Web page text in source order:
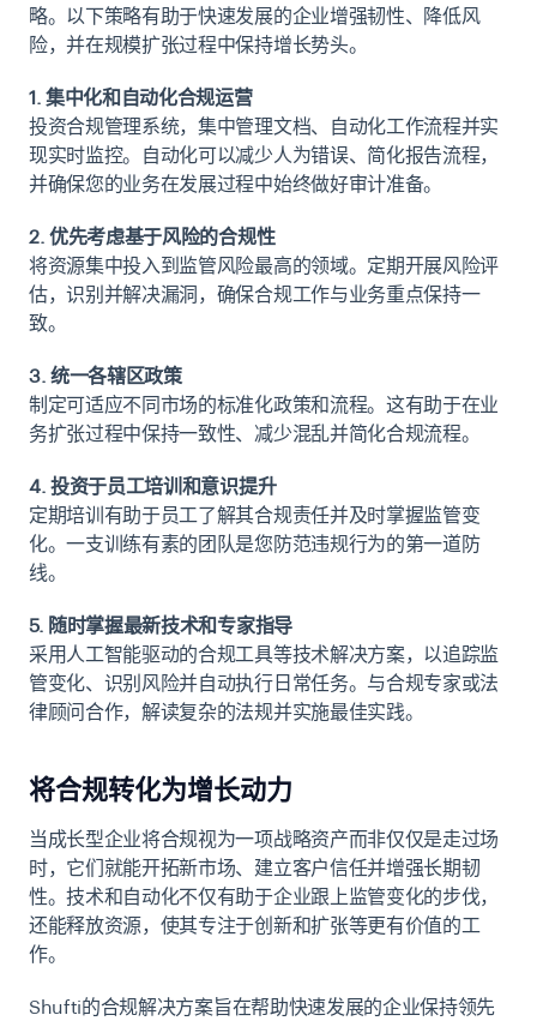
略。以下策略有助于快速发展的企业增强韧性、降低风
险，并在规模扩张过程中保持增长势头。
1. 集中化​​和自动化合规运营
投资合规管理系统，集中管理文档、自动化工作流程并实
现实时监控。自动化可以减少人为错误、简化报告流程，
并确保您的业务在发展过程中始终做好审计准备。
2. 优先考虑基于风险的合规性
将资源集中投入到监管风险最高的领域。定期开展风险评
估，识别并解决漏洞，确保合规工作与业务重点保持一
致。
3. 统一各辖区政策
制定可适应不同市场的标准化政策和流程。这有助于在业
务扩张过程中保持一致性、减少混乱并简化合规流程。
4. 投资于员工培训和意识提升
定期培训有助于员工了解其合规责任并及时掌握监管变
化。一支训练有素的团队是您防范违规行为的第一道防
线。
5. 随时掌握最新技术和专家指导
采用人工智能驱动的合规工具等技术解决方案，以追踪监
管变化、识别风险并自动执行日常任务。与合规专家或法
律顾问合作，解读复杂的法规并实施最佳实践。
将合规转化为增长动力
当成长型企业将合规视为一项战略资产而非仅仅是走过场
时，它们就能开拓新市场、建立客户信任并增强长期韧
性。技术和自动化不仅有助于企业跟上监管变化的步伐，
还能释放资源，使其专注于创新和扩张等更有价值的工
作。
Shufti的合规解决方案旨在帮助快速发展的企业保持领先